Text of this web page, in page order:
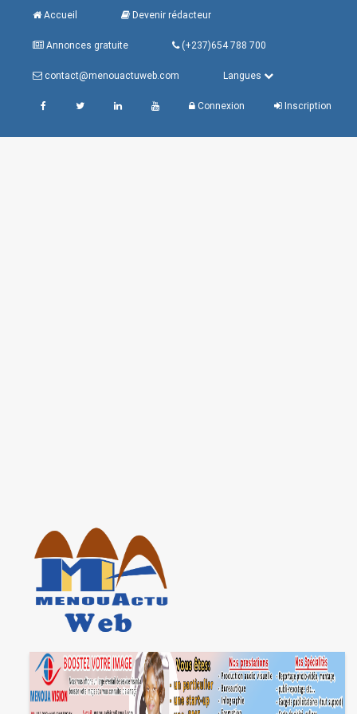
Accueil Devenir rédacteur
Annonces gratuite (+237)654 788 700
contact@menouactuweb.com Langues
Connexion Inscription